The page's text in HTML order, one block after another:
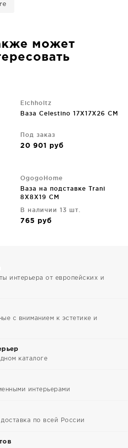
может
Eichholtz
Ваза Celestino 17X17X26 CM
Под заказ
20 901 руб
OgogoHome
Ваза на подставке Trani
8X8X19 CM
В наличии 13 шт.
765 руб
интерьера от европейских и
с вниманием к эстетике и
каталоге
интерьерами
по всей России